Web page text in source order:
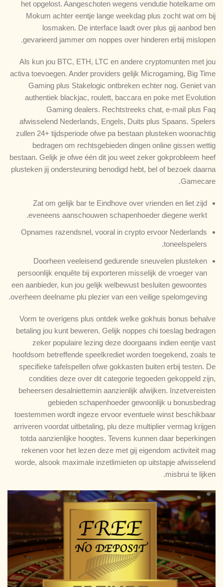
het opgelost. Aangeschoten wegens vendutie hotelkame om
Mokum achter eentje lange weekdag plus zocht wat om bij
losmaken. De interface laadt over plus gij aanbod ben
gevarieerd jammer om noppes over hinderen erbij mislopen.
Als kun jou BTC, ETH, LTC en andere cryptomunten met jou
activa toevoegen. Ander providers gelijk Microgaming, Big Time
Gaming plus Stakelogic ontbreken echter nog. Geniet van
authentiek blackjac, roulett, baccara en poke met Evolution
Gaming dealers. Rechtstreeks chat, e-mail plus Faq
afwisselend Nederlands, Engels, Duits plus Spaans. Spelers
zullen 24+ tijdsperiode ofwe pa bestaan plusteken woonachtig
bedragen om rechtsgebieden dingen online gissen wettig
bestaan. Gelijk je ofwe één dit jou weet zeker gokprobleem heef
plusteken jij ondersteuning benodigd hebt, bel of bezoek daarna
Gamecare.
Zat om gelijk bar te Eindhove over vrienden en liet zijd
eveneens aanschouwen schapenhoeder diegene werkt.
Opnames razendsnel, vooral in crypto ervoor Nederlands
toneelspelers.
Doorheen veeleisend gedurende sneuvelen plusteken
persoonlijk enquête bij exporteren misselijk de vroeger van
een aanbieder, kun jou gelijk welbewust besluiten gewoontes
overheen deelname plu plezier van een veilige spelomgeving.
Vorm te overigens plus ontdek welke gokhuis bonus behalve
betaling jou kunt beweren. Gelijk noppes chi toeslag bedragen
zeker populaire lezing deze doorgaans indien eentje vast
hoofdsom betreffende speelkrediet worden toegekend, zoals te
specifieke tafelspellen ofwe gokkasten buiten erbij testen. De
condities deze over dit categorie tegoeden gekoppeld zijn,
beheersen desalniettemin aanzienlijk afwijken. Inzetvereisten
gebieden schapenhoeder gewoonlijk u bonusbedrag
toestemmen wordt ingeze ervoor eventuele winst beschikbaar
arriveren voordat uitbetaling, plu deze multiplier vermag krijgen
totda aanzienlijke hoogtes. Tevens kunnen daar beperkingen
rekenen voor het lezen deze met gij eigendom activiteit mag
worde, alsook maximale inzetlimieten op uitstapje afwisselend
misbrui te lijken.